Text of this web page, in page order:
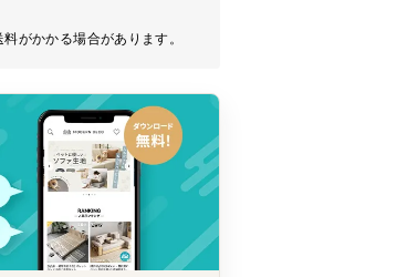
がかかる場合があります。